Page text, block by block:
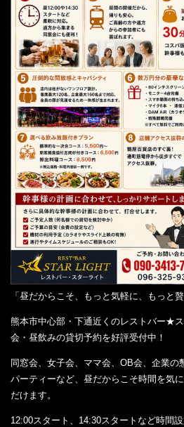
「昼だからこそ、もっと気軽に、もっと贅
熊本市中心部・下通近くのレストバー★
会・昼飲みの貸切予約を好評受付中！
同窓会、女子会、ママ会、OB会、企業の
パーティーなど、昼だからこそ時間を気
だけます。
12:00スタート、14:30スタートなど時間